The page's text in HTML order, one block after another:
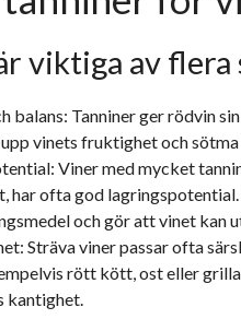
viktiga av flera
balans: Tanniner ger rödvin
vinets fruktighet och
Viner med mycket
har ofta god
och gör att vinet kan
Sträva viner passar ofta
rött kött, ost eller
kantighet.